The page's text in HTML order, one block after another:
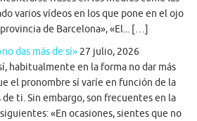
varios vídeos en los que pone en el ojo
de Barcelona», «El... […]
das más de sí» 27 julio, 2026
habitualmente en la forma no dar más
el pronombre sí varíe en función de la
de ti. Sin embargo, son frecuentes en la
«En ocasiones, sientes que no